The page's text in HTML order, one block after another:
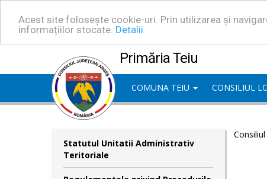
Acest site folosește cookie-uri. Prin utilizarea și
informațiilor stocate. Detalii
Primăria Teiu
COMUNA TEIU CONSILIUL
Statutul Unitatii Administrativ
Teritoriale